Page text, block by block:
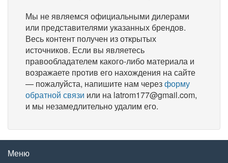
Мы не являемся официальными дилерами
или представителями указанных брендов.
Весь контент получен из открытых
источников. Если вы являетесь
правообладателем какого-либо материала и
возражаете против его нахождения на сайте
— пожалуйста, напишите нам черезформу
обратной связи или на latrom177@gmail.com,
и мы незамедлительно удалим его.
Меню